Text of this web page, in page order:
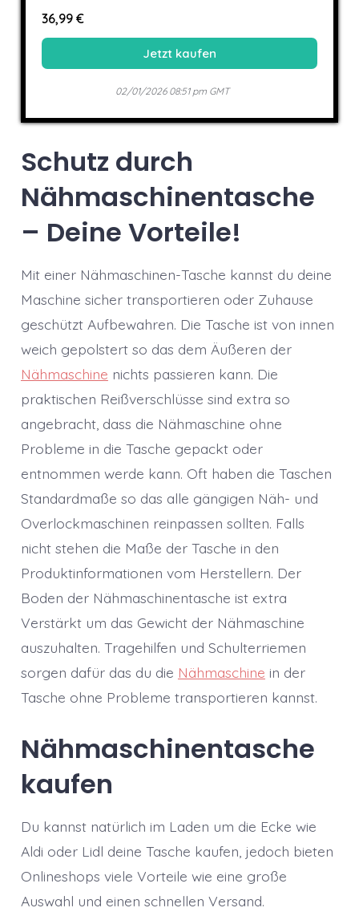
36,99 €
Jetzt kaufen
02/01/2026 08:51 pm GMT
Schutz durch
Nähmaschinentasche
– Deine Vorteile!
Mit einer Nähmaschinen-Tasche kannst du deine
Maschine sicher transportieren oder Zuhause
geschützt Aufbewahren. Die Tasche ist von innen
weich gepolstert so das dem Äußeren der
Nähmaschine nichts passieren kann. Die
praktischen Reißverschlüsse sind extra so
angebracht, dass die Nähmaschine ohne
Probleme in die Tasche gepackt oder
entnommen werde kann. Oft haben die Taschen
Standardmaße so das alle gängigen Näh- und
Overlockmaschinen reinpassen sollten. Falls
nicht stehen die Maße der Tasche in den
Produktinformationen vom Herstellern. Der
Boden der Nähmaschinentasche ist extra
Verstärkt um das Gewicht der Nähmaschine
auszuhalten. Tragehilfen und Schulterriemen
sorgen dafür das du die Nähmaschine in der
Tasche ohne Probleme transportieren kannst.
Nähmaschinentasche
kaufen
Du kannst natürlich im Laden um die Ecke wie
Aldi oder Lidl deine Tasche kaufen, jedoch bieten
Onlineshops viele Vorteile wie eine große
Auswahl und einen schnellen Versand.